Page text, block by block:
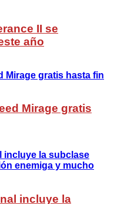
II se
año
Mirage gratis
incluye la